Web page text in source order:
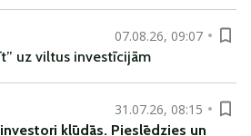
07.08.26, 09:07
uz viltus investīcijām
31.07.26, 08:15
investori kļūdās. Pieslēdzies un